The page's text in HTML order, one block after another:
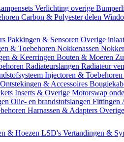
Verlichting overige
Carbon & Polyester delen
Pakkingen & Sensoren Overige
& Toebehoren Nokkenassen
& Keerringen Bouten & Moeren
Radiateurslangen Radiateur
Injectoren & Toebehoren
Ontstekingen & Accessoires
Inserts & Overige Motorswap
Olie- en brandstofslangen Fittingen
Harnassen & Adapters
& Hoezen LSD's Vertandingen &